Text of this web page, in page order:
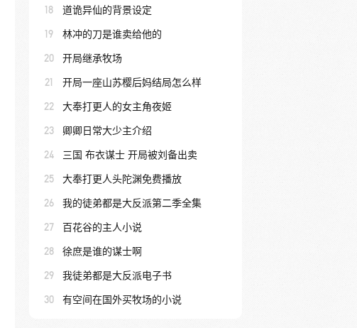
18 道诡异仙的背景设定
19 林冲的刀是谁卖给他的
20 开局继承牧场
21 开局一座山苏樱后妈结局怎么样
22 大奉打更人的女主角夜姬
23 卿卿日常大少主介绍
24 三国 布衣谋士 开局被刘备出卖
25 大奉打更人头陀渊免费播放
26 我的徒弟都是大反派第二季全集
27 百花谷的主人小说
28 徐庶是谁的谋士啊
29 我徒弟都是大反派电子书
30 有空间在国外买牧场的小说